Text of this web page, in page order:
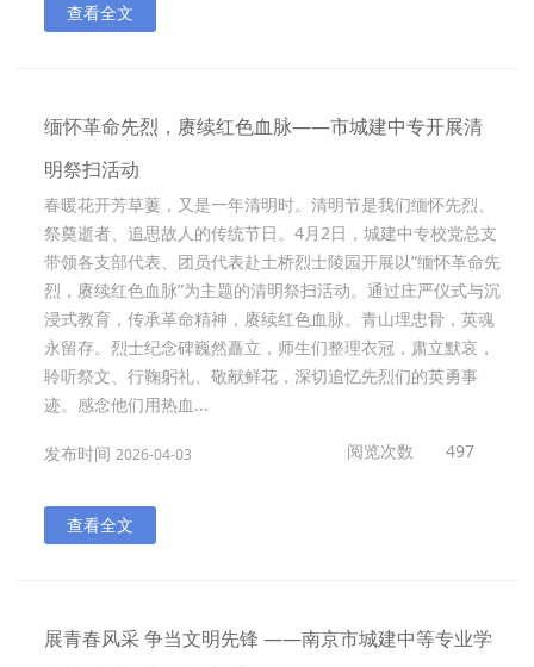
查看全文
缅怀革命先烈，赓续红色血脉——市城建中专开展清
明祭扫活动
春暖花开芳草萋，又是一年清明时。清明节是我们缅怀先烈、
祭奠逝者、追思故人的传统节日。4月2日，城建中专校党总支
带领各支部代表、团员代表赴土桥烈士陵园开展以“缅怀革命先
烈，赓续红色血脉”为主题的清明祭扫活动。通过庄严仪式与沉
浸式教育，传承革命精神，赓续红色血脉。青山埋忠骨，英魂
永留存。烈士纪念碑巍然矗立，师生们整理衣冠，肃立默哀，
聆听祭文、行鞠躬礼、敬献鲜花，深切追忆先烈们的英勇事
迹。感念他们用热血...
发布时间 2026-04-03 阅览次数 497
查看全文
展青春风采 争当文明先锋 ——南京市城建中等专业学